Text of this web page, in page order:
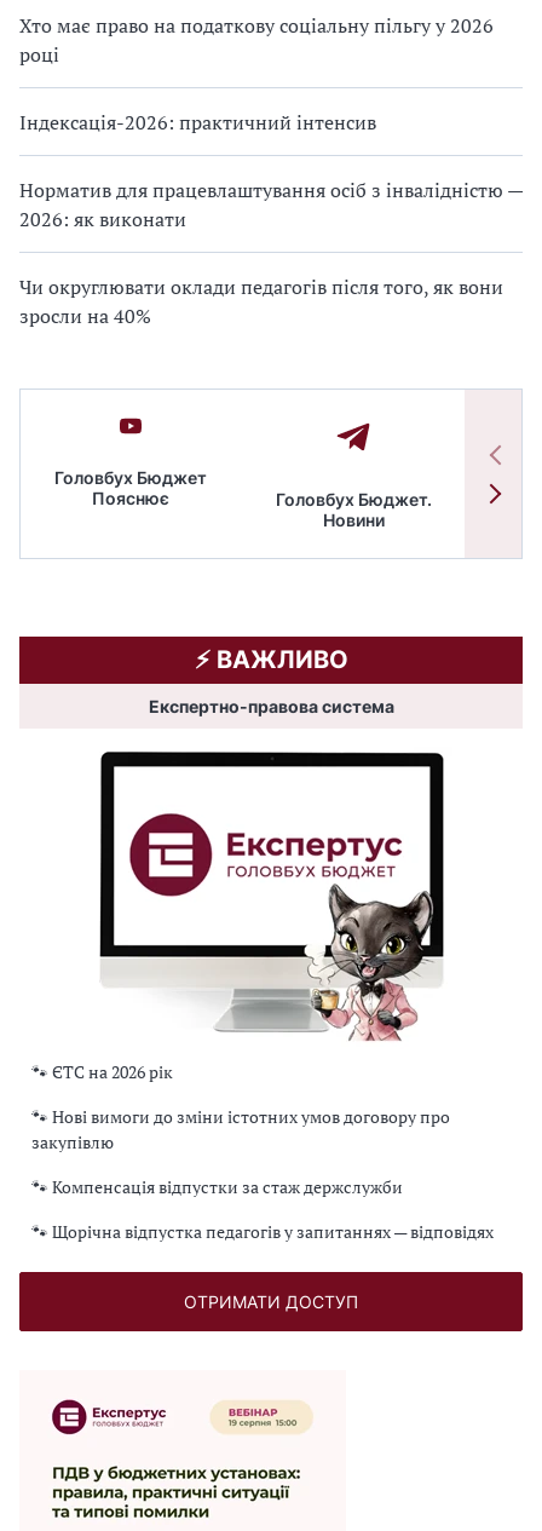
Хто має право на податкову соціальну пільгу у 2026
році
Індексація-2026: практичний інтенсив
Норматив для працевлаштування осіб з інвалідністю —
2026: як виконати
Чи округлювати оклади педагогів після того, як вони
зросли на 40%
Головбух Бюджет
Пояснює
Головбух Бюджет.
Новини
⚡️ ВАЖЛИВО
Експертно-правова система
🐾 ЄТС на 2026 рік
🐾 Нові вимоги до зміни істотних умов договору про
закупівлю
🐾 Компенсація відпустки за стаж держслужби
🐾 Щорічна відпустка педагогів у запитаннях — відповідях
ОТРИМАТИ ДОСТУП